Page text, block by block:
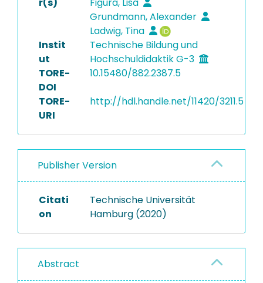
Grundmann, Alexander
Ladwig, Tina
Instit
ut
Technische Bildung und
Hochschuldidaktik G-3
TORE-
DOI
10.15480/882.2387.5
TORE-
URI
http://hdl.handle.net/11420/3211.5
Publisher Version
Citati
on
Technische Universität
Hamburg (2020)
Abstract